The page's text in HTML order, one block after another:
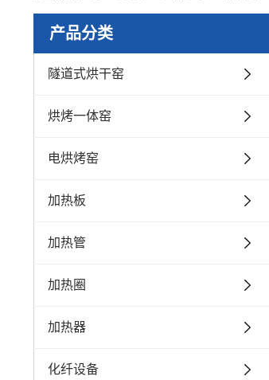
产品分类
隧道式烘干窑
烘烤一体窑
电烘烤窑
加热板
加热管
加热圈
加热器
化纤设备